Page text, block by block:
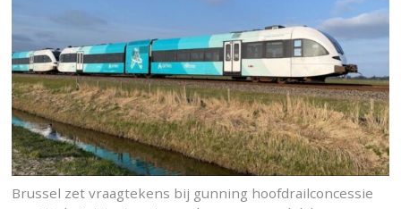
Brussel zet vraagtekens bij gunning hoofdrailconcessie